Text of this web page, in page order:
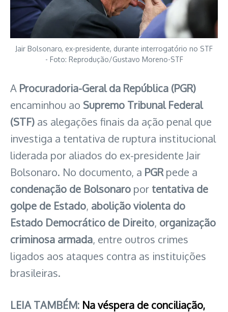
Jair Bolsonaro, ex-presidente, durante interrogatório no STF
- Foto: Reprodução/Gustavo Moreno-STF
A Procuradoria-Geral da República (PGR)
encaminhou ao Supremo Tribunal Federal
(STF) as alegações finais da ação penal que
investiga a tentativa de ruptura institucional
liderada por aliados do ex-presidente Jair
Bolsonaro. No documento, a PGR pede a
condenação de Bolsonaro por tentativa de
golpe de Estado, abolição violenta do
Estado Democrático de Direito, organização
criminosa armada, entre outros crimes
ligados aos ataques contra as instituições
brasileiras.
LEIA TAMBÉM: Na véspera de conciliação,